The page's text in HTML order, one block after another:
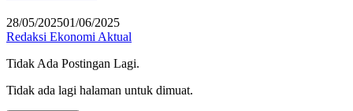
28/05/202501/06/2025
Redaksi Ekonomi Aktual
Tidak Ada Postingan Lagi.
Tidak ada lagi halaman untuk dimuat.